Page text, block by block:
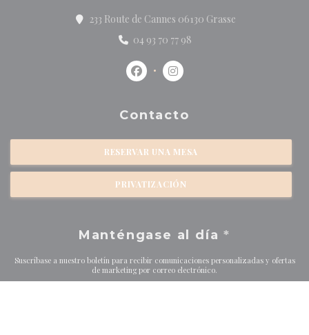
233 Route de Cannes 06130 Grasse((abre en una
04 93 70 77 98
Facebook ((abre en una nueva
Instagram ((abre en una
Contacto
RESERVAR UNA MESA
PRIVATIZACIÓN
Manténgase al día*
Suscríbase a nuestro boletín para recibir comunicaciones personalizadas y ofertas
de marketing por correo electrónico.